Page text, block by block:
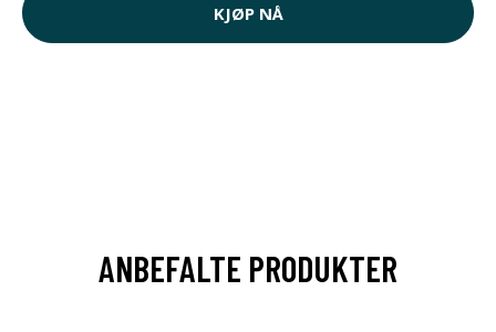
KJØP NÅ
ANBEFALTE PRODUKTER